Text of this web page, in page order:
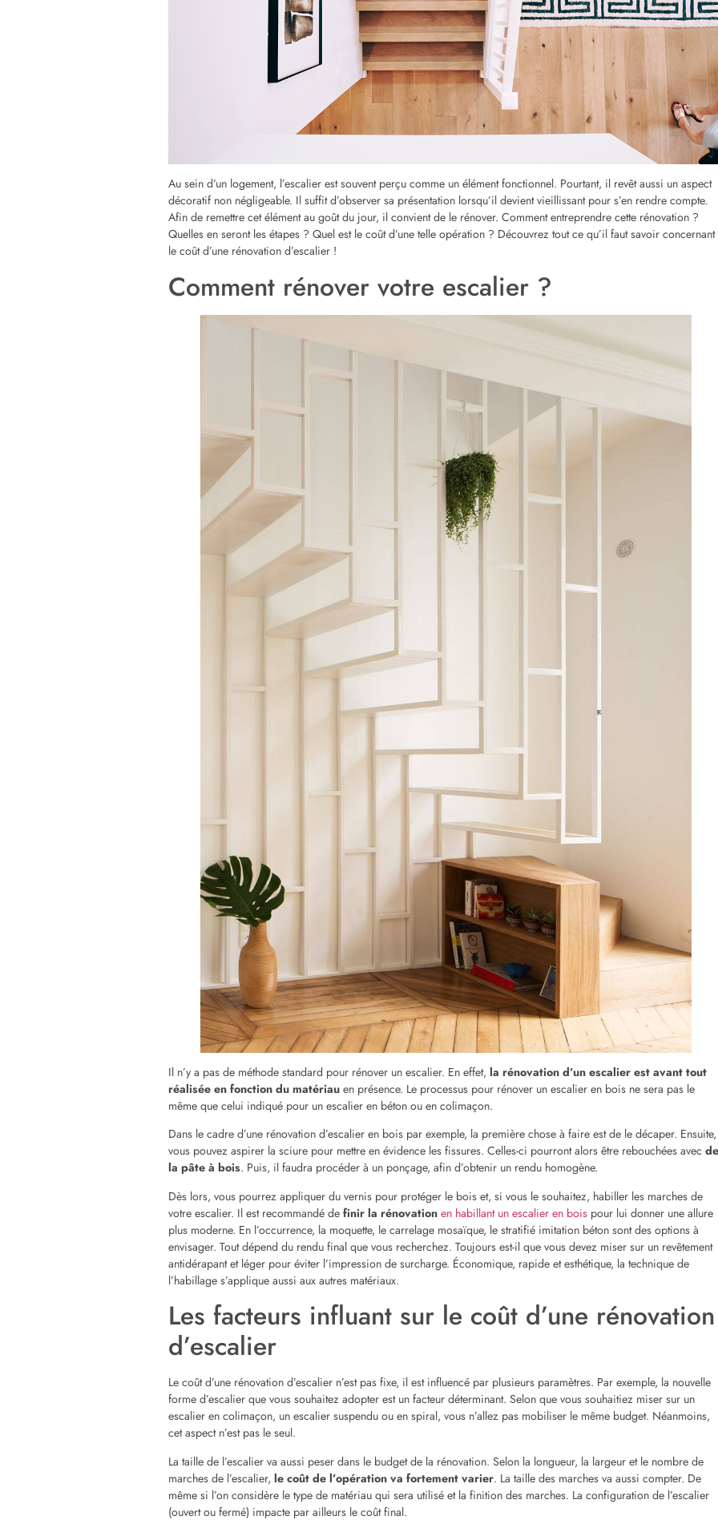
le fait de confier la rénovation à un professionnel ou de le faire vous-même,
le fait qu’il s’agisse d’une rénovation partielle ou totale.
Sur la base de ces variables, vous pouvez prévoirentre 500 et 2500 euros pour une rénovation simple
n’affecte pas la structure de l’escalier. Si en revanche, il s’agit d’une rénovation totale, prévoyez entre 1 000 et 20
000 euros en fonction des matériaux utilisés et de la complexité du travail.
Des exemples de rénovation d’escalier et de
leurs coûts correspondants
En considérant les paramètres évoqués
précédemment, voici quelques exemples de
rénovation d’escalier avec les coûts adossés.
Pour un escalier droit en bois épicéa, il faut
merbau. Vous préférez un escalier suspendu en
pierre naturelle ? Son estimation est d’au moins
4 000 euros. Enfin, il faut compter au moins 2
000 euros pour un escalier hélicoïdal ou en
Il faut préciser que
comprennent l’installation même. Évidemment,
vous avez la possibilité de commander un
escalier sur mesure pour votre rénovation
d’escalier. Le coût de cette opération va encore
une fois varier selon le matériau. Néanmoins,
comptez un peu moins de 3 000 euros pour un
escalier sur mesure, s’il est en verre en acier ou
en métal.
Comment trouver les entrepreneurs pour la
rénovation de votre escalier ?
La rénovation d’escalier est une opération délicate. C’est d’ailleurs pourquoi il est déconseillé de ne pas la réaliser
vous-même. Je vous conseille plutôt de faire appel à
dans le domaine. Pour en trouver, vous pouvez vous en référer à l’annuaire du bâtiment. Il s’agit d’un répertoire des
artisans spécialisés en fonction des départements de France. Pour affiner votre recherche, sélectionnez simplement
Une liste de tous les spécialistes en rénovation d’escaliers vous sera alors proposée. Vous choisirez celui dont le
sélectionné, vous pourrez le contacter pour demander un devis.
L’autre option consiste à effectuer des recherches sur internet en indiquant le profil de l’artisan que vous recherchez.
Vous avez également la possibilité d’en parler à votre entourage afin d’obtenir des recommandations
Abonne-toi à ma
newsletter
Pour ne manquer aucun conseil déco ou DIY
S’ABONNER